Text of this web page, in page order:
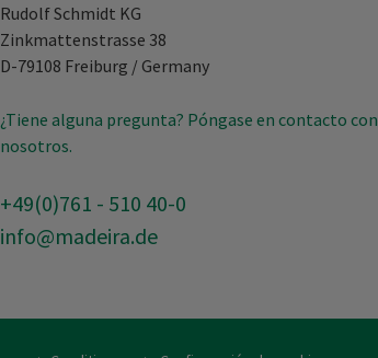
Rudolf Schmidt KG
Zinkmattenstrasse 38
D-79108 Freiburg / Germany
¿Tiene alguna pregunta? Póngase en contacto con
nosotros.
+49(0)761 - 510 40-0
info@madeira.de